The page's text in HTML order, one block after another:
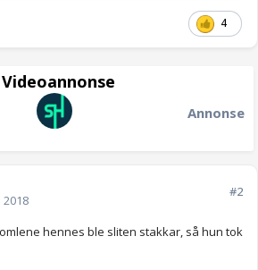
4
Videoannonse
Annonse
2018
#2
hennes ble sliten stakkar, så hun tok